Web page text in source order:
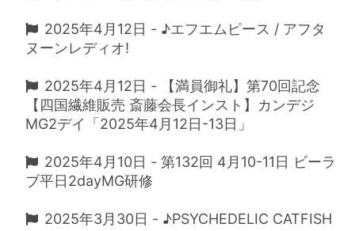
2025年4月12日 - ♪エフエムピース / アフタ
ヌーンレディオ!
2025年4月12日 - 【満員御礼】第70回記念
【四国繊維販売 斎藤会長インスト】カンデジ
MG2デイ「2025年4月12日-13日」
2025年4月10日 - 第132回 4月10-11日 ビーラ
ブ平日2dayMG研修
2025年3月30日 - ♪PSYCHEDELIC CATFISH